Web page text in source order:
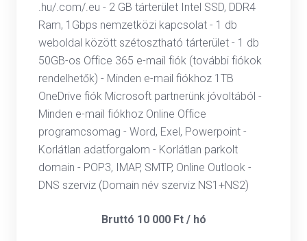
.hu/.com/.eu - 2 GB tárterület Intel SSD, DDR4
Ram, 1Gbps nemzetközi kapcsolat - 1 db
weboldal között szétosztható tárterület - 1 db
50GB-os Office 365 e-mail fiók (további fiókok
rendelhetők) - Minden e-mail fiókhoz 1TB
OneDrive fiók Microsoft partnerünk jóvoltából -
Minden e-mail fiókhoz Online Office
programcsomag - Word, Exel, Powerpoint -
Korlátlan adatforgalom - Korlátlan parkolt
domain - POP3, IMAP, SMTP, Online Outlook -
DNS szerviz (Domain név szerviz NS1+NS2)
Bruttó 10 000 Ft / hó